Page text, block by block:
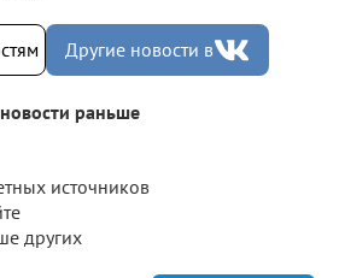
Другие новости в
раньше
источников
других